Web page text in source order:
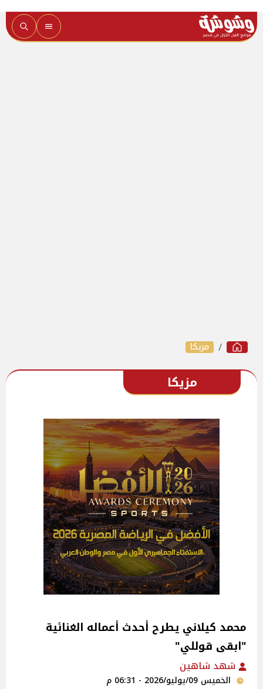
مزيكا
مزيكا
محمد كيلاني يطرح أحدث أعماله الغنائية
"ابقى قوللي"
شهد شاهين
الخميس 09/يوليو/2026 - 06:31 م